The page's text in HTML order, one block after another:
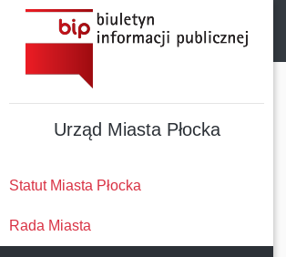
Urząd Miasta Płocka
Statut Miasta Płocka
Rada Miasta